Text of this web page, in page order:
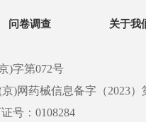
问卷调查 关于我
)字第072号
)网药械信息备字（2023）
号：0108284